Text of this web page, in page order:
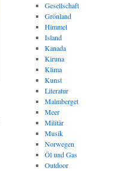
Gesellschaft
Grönland
Himmel
Island
Kanada
Kiruna
Klima
Kunst
Literatur
Malmberget
Meer
Militär
Musik
Norwegen
Öl und Gas
Outdoor